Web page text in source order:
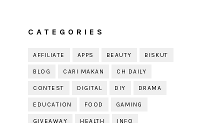
CATEGORIES
AFFILIATE APPS BEAUTY BISKUT
BLOG CARI MAKAN CH DAILY
CONTEST DIGITAL DIY DRAMA
EDUCATION FOOD GAMING
GIVEAWAY HEALTH INFO